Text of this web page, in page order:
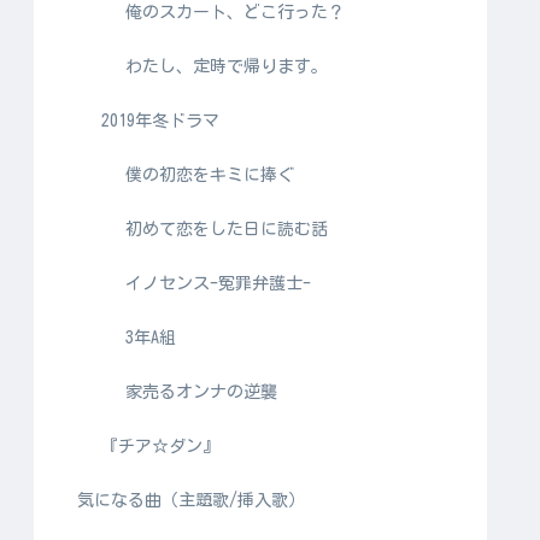
俺のスカート、どこ行った？
わたし、定時で帰ります。
2019年冬ドラマ
僕の初恋をキミに捧ぐ
初めて恋をした日に読む話
イノセンス-冤罪弁護士-
3年A組
家売るオンナの逆襲
『チア☆ダン』
気になる曲（主題歌/挿入歌）